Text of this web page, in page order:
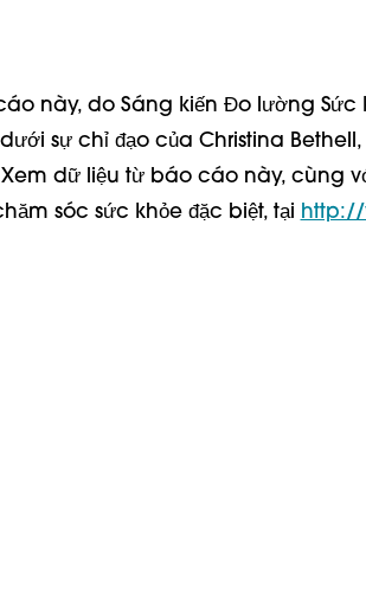
này, do Sáng kiến Đo lường Sức
sự chỉ đạo của Christina
Xem dữ liệu từ báo cáo này, cùng
sóc sức khỏe đặc biệt, tại